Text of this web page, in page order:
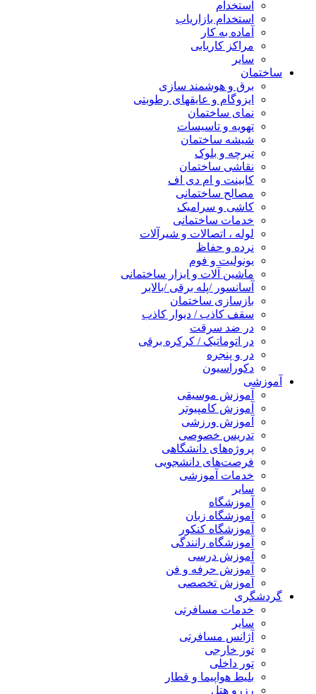
استخدام
استخدام بازاریاب
آماده به کار
مراکز کاریابی
سایر
ساختمان
برق و هوشمند سازی
ایزوگام و عایقهای رطوبتی
نمای ساختمان
تهویه و تاسیسات
شیشه ساختمان
تیرچه و بلوک
نقاشی ساختمان
کابینت و ام دی اف
مصالح ساختمانی
کاشی و سرامیک
خدمات ساختمانی
لوله ، اتصالات و شیرآلات
نرده و حفاظ
یونولیت و فوم
ماشین آلات و ابزار ساختمانی
آسانسور /پله برقی /بالابر
بازسازی ساختمان
سقف کاذب / دیوار کاذب
در ضد سرقت
در اتوماتیک / کرکره برقی
در و پنجره
دکوراسیون
آموزشی
آموزش موسیقی
آموزش کامپیوتر
آموزش ورزشی
تدریس خصوصی
پروژه‌های دانشگاهی
فرصت‌های دانشجویی
خدمات آموزشی
سایر
آموزشگاه
آموزشگاه زبان
آموزشگاه کنکور
آموزشگاه رانندگی
آموزش درسی
آموزش حرفه و فن
آموزش تخصصی
گردشگری
خدمات مسافرتی
سایر
آژانس مسافرتی
تور خارجی
تور داخلی
بلیط هواپیما و قطار
رزرو هتل